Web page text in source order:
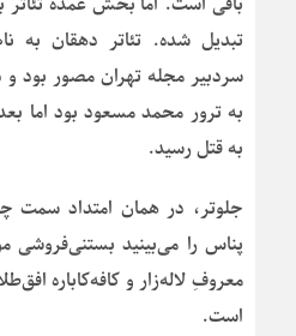
تبدیل شده. تئاتر دهقان به
سردبیر مجله تهران مصور بود
به ترور محمد مسعود بود اما
به قتل رسید.
جلوتر، در همان امتداد سمت
پناس را می‌بینید بستنی‌فروشی
معروفِ لاله‌زار و کافه‌کاباره
است.